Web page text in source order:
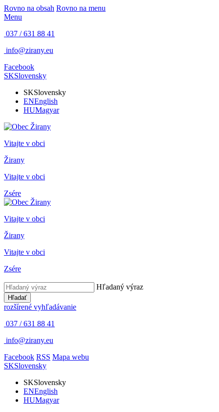
Rovno na obsah Rovno na menu
Menu
037 / 631 88 41
info@zirany.eu
Facebook
SKSlovensky
SKSlovensky
ENEnglish
HUMagyar
Vitajte v obci
Žirany
Vitajte v obci
Zsére
Vitajte v obci
Žirany
Vitajte v obci
Zsére
Hľadaný výraz
Hľadať
rozšírené vyhľadávanie
037 / 631 88 41
info@zirany.eu
Facebook RSS Mapa webu
SKSlovensky
SKSlovensky
ENEnglish
HUMagyar